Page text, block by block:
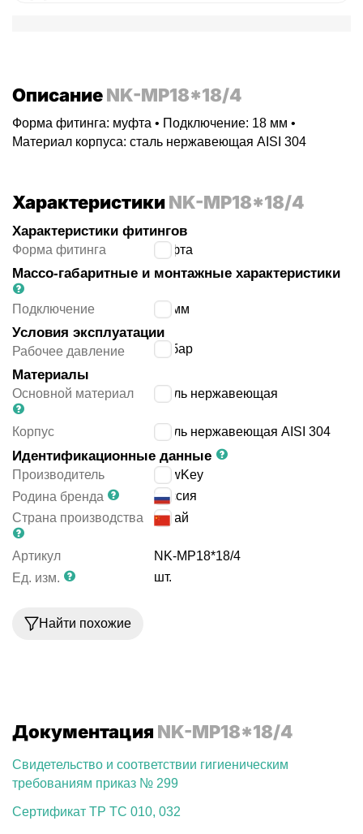
ОписаниеNK-MP18*18/4
Форма фитинга: муфта • Подключение: 18 мм •
Материал корпуса: сталь нержавеющая AISI 304
ХарактеристикиNK-MP18*18/4
Характеристики фитингов
Форма фитинга муфта
Массо-габаритные и монтажные характеристики
Подключение 18 мм
Условия эксплуатации
Рабочее давление бар
Материалы
Основной материал сталь нержавеющая
Корпус сталь нержавеющая AISI 304
Идентификационные данные
Производитель
NewKey
Родина бренда
Россия
Страна производства
Китай
Артикул
NK-MP18*18/4
Ед. изм.
шт.
Найти похожие
Документация NK-MP18*18/4
Свидетельство и соответствии гигиеническим
требованиям приказ № 299
Сертификат ТР ТС 010, 032